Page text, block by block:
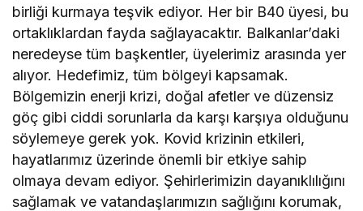
birliği kurmaya teşvik ediyor. Her bir B40 üyesi, bu
ortaklıklardan fayda sağlayacaktır. Balkanlar’daki
neredeyse tüm başkentler, üyelerimiz arasında yer
alıyor. Hedefimiz, tüm bölgeyi kapsamak.
Bölgemizin enerji krizi, doğal afetler ve düzensiz
göç gibi ciddi sorunlarla da karşı karşıya olduğunu
söylemeye gerek yok. Kovid krizinin etkileri,
hayatlarımız üzerinde önemli bir etkiye sahip
olmaya devam ediyor. Şehirlerimizin dayanıklılığını
sağlamak ve vatandaşlarımızın sağlığını korumak,